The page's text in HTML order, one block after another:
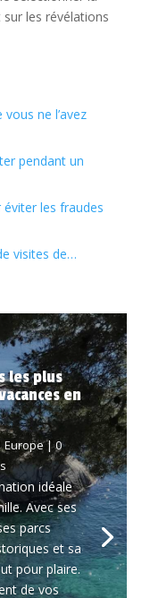
les révélations
ne l’avez
pendant un
les fraudes
visites de…
les plus
en
Europe| 0
idéale
Avec ses
parcs
et sa
pour plaire.
de vos